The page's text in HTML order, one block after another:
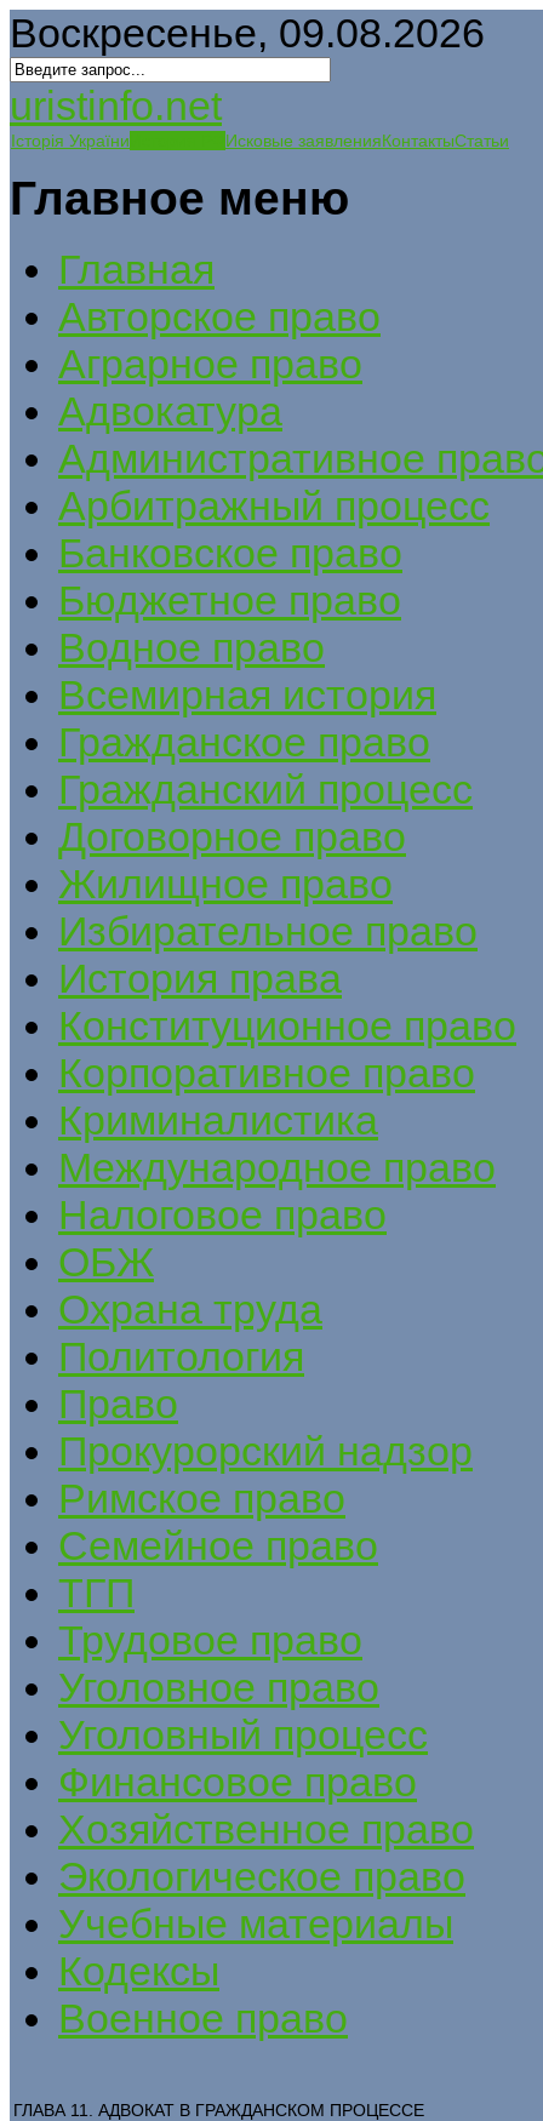
Воскресенье, 09.08.2026
uristinfo.net
Історія України Исковые заявленияКонтактыСтатьи
Главное меню
Главная
Авторское право
Аграрное право
Адвокатура
Административное
Арбитражный процесс
Банковское право
Бюджетное право
Водное право
Всемирная история
Гражданское право
Гражданский процесс
Договорное право
Жилищное право
Избирательное право
История права
Конституционное право
Корпоративное право
Криминалистика
Международное право
Налоговое право
ОБЖ
Охрана труда
Политология
Право
Прокурорский надзор
Римское право
Семейное право
ТГП
Трудовое право
Уголовное право
Уголовный процесс
Финансовое право
Хозяйственное право
Экологическое право
Учебные материалы
Кодексы
Военное право
ГЛАВА 11. АДВОКАТ В ГРАЖДАНСКОМ ПРОЦЕССЕ